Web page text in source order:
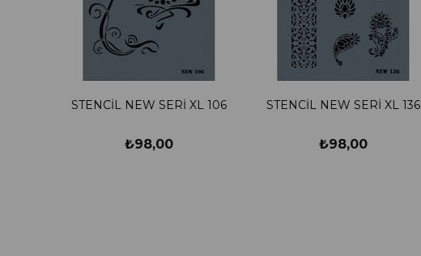
STENCİL NEW SERİ XL 106
₺98,00
STENCİL NEW SERİ XL 136
₺98,00